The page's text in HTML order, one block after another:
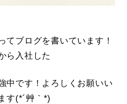
ブログを書いています！
ら入社した
中です！よろしくお願いい
す(*´艸｀*)